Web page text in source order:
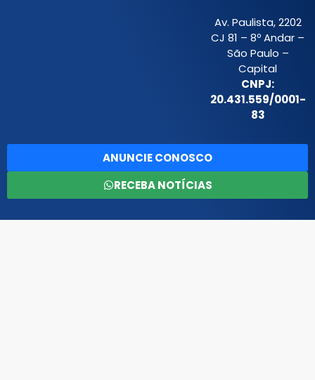
Av. Paulista, 2202
CJ 81 – 8º Andar –
São Paulo –
Capital
CNPJ:
20.431.559/0001-
83
ANUNCIE CONOSCO
RECEBA NOTÍCIAS